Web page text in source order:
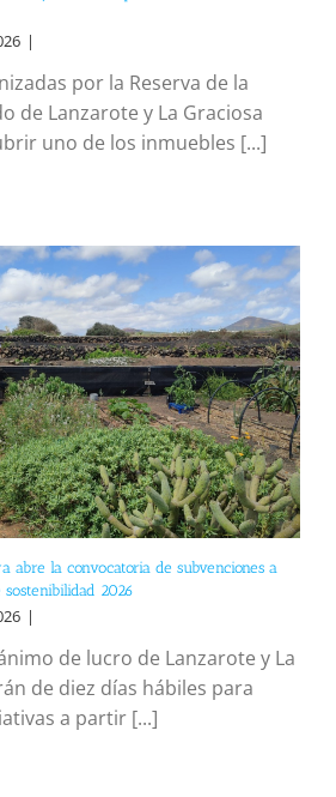
|
por la Reserva de la
de Lanzarote y La Graciosa
uno de los inmuebles [...]
abre la convocatoria de subvenciones a
2026
|
de lucro de Lanzarote y La
de diez días hábiles para
a partir [...]